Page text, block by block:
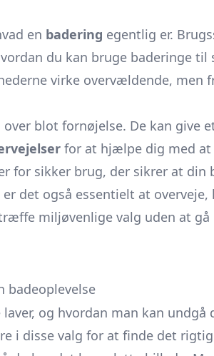
en badering egentlig er.
du kan bruge baderinge
virke overvældende,
blot fornøjelse. De kan give
for at hjælpe dig med
for sikker brug, der sikrer at din
det også essentielt at
miljøvenlige valg uden at
badeoplevelse
og hvordan man kan
i disse valg for at finde det